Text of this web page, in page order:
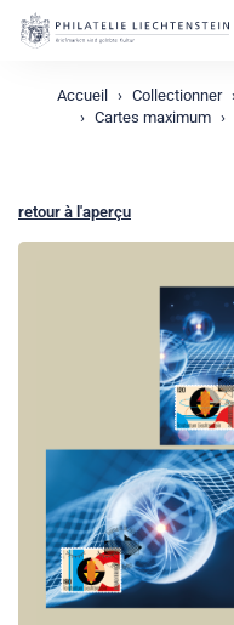
Accueil Collectionner
Cartes maximum
retour à l'aperçu